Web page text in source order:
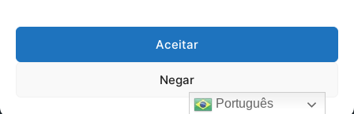
Aceitar
Negar
© 2025 A Província do Pará CNPJ: 04.901.141/0001-36 End .
Trav. Quintino Bocaiuva 2301, Ed. Rogério Fernandez – Sala
2701- Cremação – CEP 66045.315
Português